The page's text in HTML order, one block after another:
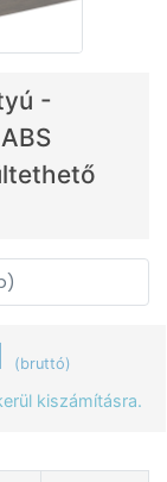
-
(bruttó)
kiszámításra.